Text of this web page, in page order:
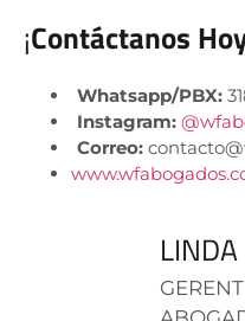
¡Contáctanos
Whatsapp/PBX:
Instagram:
Correo: